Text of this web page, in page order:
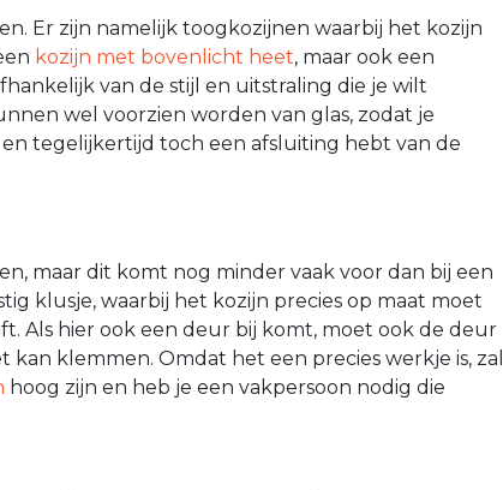
Er zijn namelijk toogkozijnen waarbij het kozijn
kozijn met bovenlicht heet, maar ook een
van de stijl en uitstraling die je wilt
wel voorzien worden van glas, zodat je
tegelijkertijd toch een afsluiting hebt van de
maar dit komt nog minder vaak voor dan bij een
klusje, waarbij het kozijn precies op maat moet
Als hier ook een deur bij komt, moet ook de deur
klemmen. Omdat het een precies werkje is, zal
hoog zijn en heb je een vakpersoon nodig die